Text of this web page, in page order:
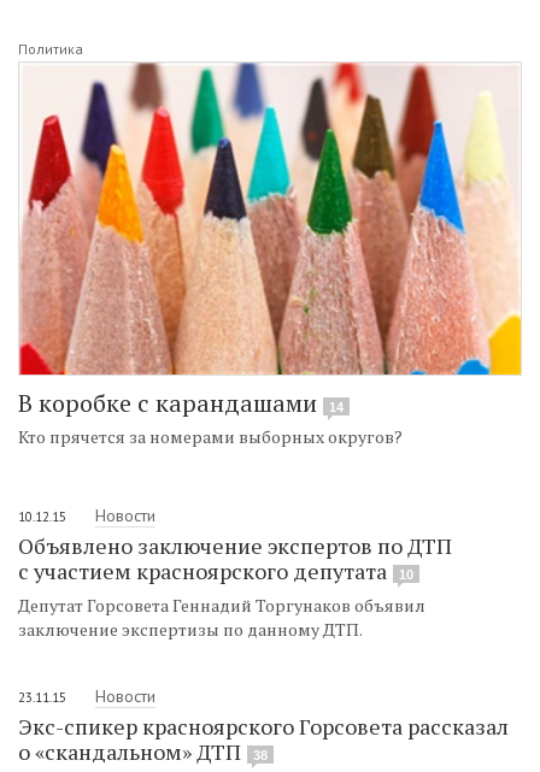
Политика
В коробке с карандашами 14
Кто прячется за номерами выборных округов?
10.12.15 Новости
Объявлено заключение экспертов по ДТП
с участием красноярского депутата
10
Депутат Горсовета Геннадий Торгунаков объявил
заключение экспертизы по данному ДТП.
23.11.15 Новости
Экс-спикер красноярского Горсовета рассказал
о «скандальном» ДТП
38